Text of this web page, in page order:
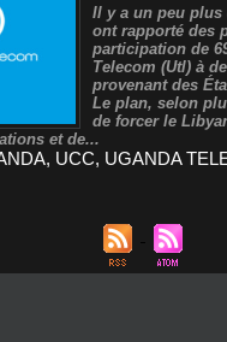
Il y a un peu
ont rapporté des
participation de
Telecom (Utl) à
provenant des
Le plan, selon
de forcer le
et de...
, UCC, UGANDA